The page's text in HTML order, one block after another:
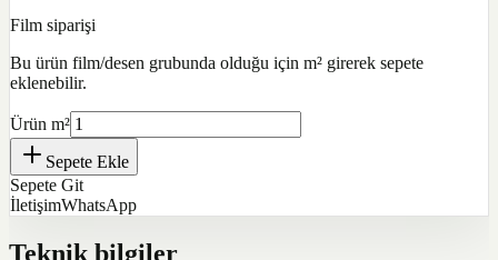
Film siparişi
Bu ürün film/desen grubunda olduğu için m² girerek sepete
eklenebilir.
Ürün m²
Sepete Ekle
Sepete Git
İletişimWhatsApp
Teknik bilgiler